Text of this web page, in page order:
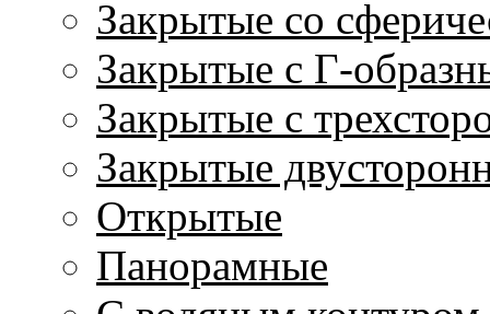
Закрытые со
Закрытые с Г-
Закрытые с
Закрытые
Открытые
Панорамные